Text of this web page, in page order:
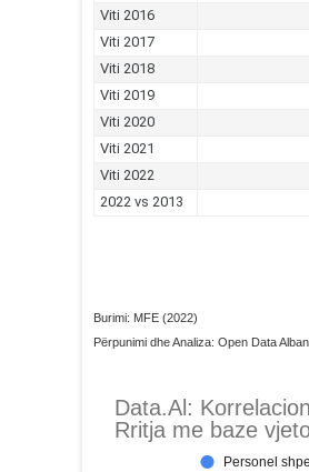
Burimi: MFE (2022)
Përpunimi dhe Analiza: Open Data